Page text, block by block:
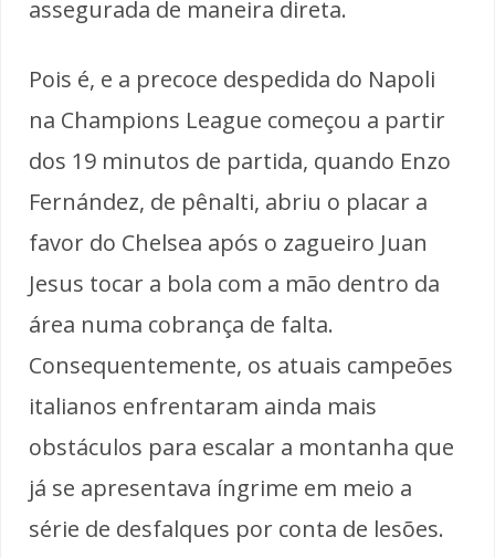
assegurada de maneira direta.
Pois é, e a precoce despedida do Napoli
na Champions League começou a partir
dos 19 minutos de partida, quando Enzo
Fernández, de pênalti, abriu o placar a
favor do Chelsea após o zagueiro Juan
Jesus tocar a bola com a mão dentro da
área numa cobrança de falta.
Consequentemente, os atuais campeões
italianos enfrentaram ainda mais
obstáculos para escalar a montanha que
já se apresentava íngrime em meio a
série de desfalques por conta de lesões.